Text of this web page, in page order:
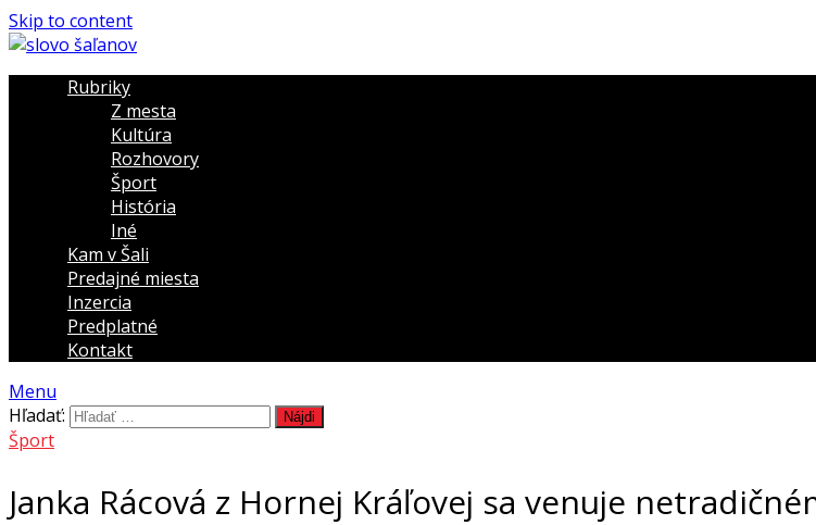
Skip to content
Rubriky
Z mesta
Kultúra
Rozhovory
Šport
História
Iné
Kam v Šali
Predajné miesta
Inzercia
Predplatné
Kontakt
Menu
Hľadať:
Šport
Janka Rácová z Hornej Kráľovej sa venuje